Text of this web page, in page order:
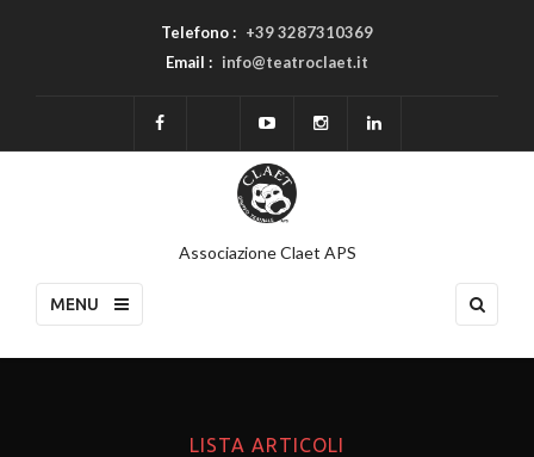
Telefono : +39 3287310369
Email : info@teatroclaet.it
Associazione Claet APS
MENU
LISTA ARTICOLI